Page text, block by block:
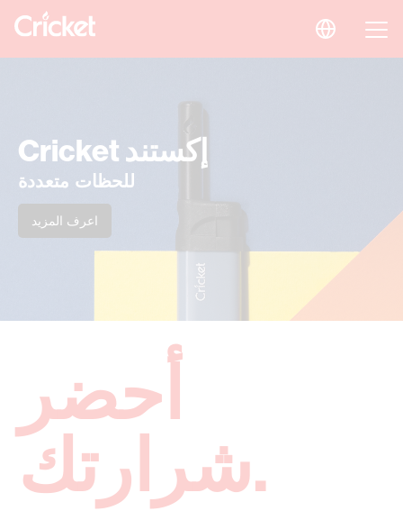
Cricket إكستند
للحظات متعددة
اعرف المزيد
أحضر
شرارتك.